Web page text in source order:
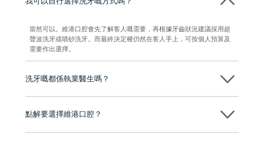
當然可以。維港口腔會先了解客人嘅需要，再根據牙齒狀況建議採用超
聲波洗牙或噴砂洗牙。而最終決定權仍然在客人手上，可按個人預算及
需要作出選擇。
洗牙嘅都係執業醫生嗎？
係，維港口腔所有進行洗牙服務嘅人員，均係經專業培訓並持有執業資
況制定合適嘅清潔方案，確保整個洗牙過程安全、衛生同專業，讓客人
點解要選擇維港口腔？